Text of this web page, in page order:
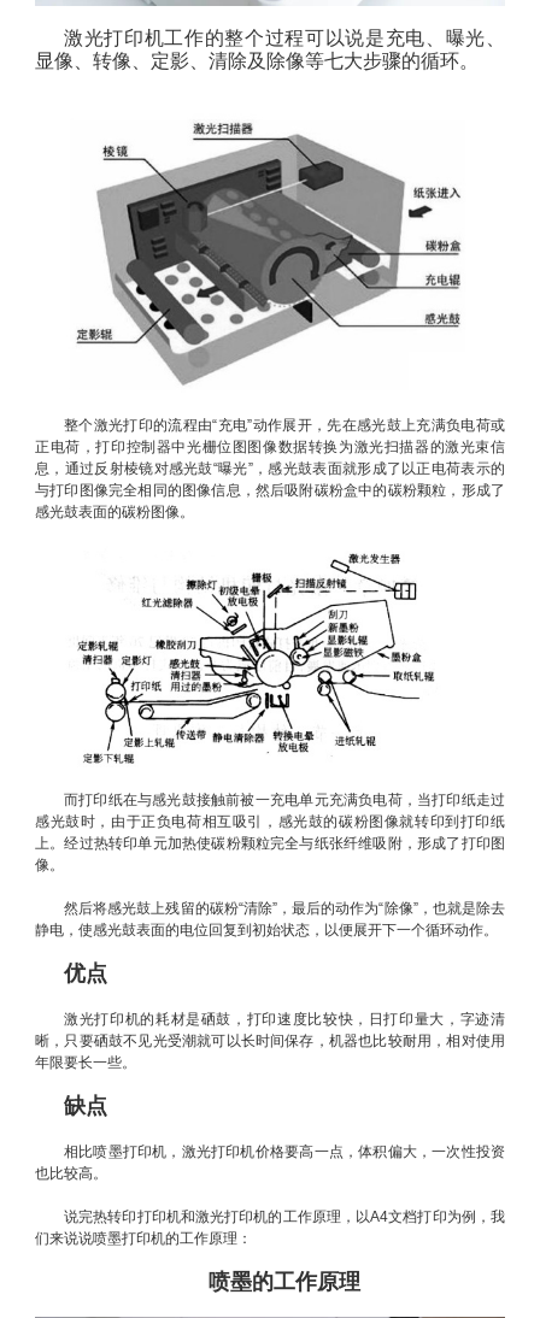
激光打印机工作的整个过程可以说是充电、曝光、
显像、转像、定影、清除及除像等七大步骤的循环。
整个激光打印的流程由“充电”动作展开，先在感光鼓上充满负电荷或
正电荷，打印控制器中光栅位图图像数据转换为激光扫描器的激光束信
息，通过反射棱镜对感光鼓“曝光”，感光鼓表面就形成了以正电荷表示的
与打印图像完全相同的图像信息，然后吸附碳粉盒中的碳粉颗粒，形成了
感光鼓表面的碳粉图像。
而打印纸在与感光鼓接触前被一充电单元充满负电荷，当打印纸走过
感光鼓时，由于正负电荷相互吸引，感光鼓的碳粉图像就转印到打印纸
上。经过热转印单元加热使碳粉颗粒完全与纸张纤维吸附，形成了打印图
像。
然后将感光鼓上残留的碳粉“清除”，最后的动作为“除像”，也就是除去
静电，使感光鼓表面的电位回复到初始状态，以便展开下一个循环动作。
优点
激光打印机的耗材是硒鼓，打印速度比较快，日打印量大，字迹清
晰，只要硒鼓不见光受潮就可以长时间保存，机器也比较耐用，相对使用
年限要长一些。
缺点
相比喷墨打印机，激光打印机价格要高一点，体积偏大，一次性投资
也比较高。
说完热转印打印机和激光打印机的工作原理，以A4文档打印为例，我
们来说说喷墨打印机的工作原理：
喷墨的工作原理